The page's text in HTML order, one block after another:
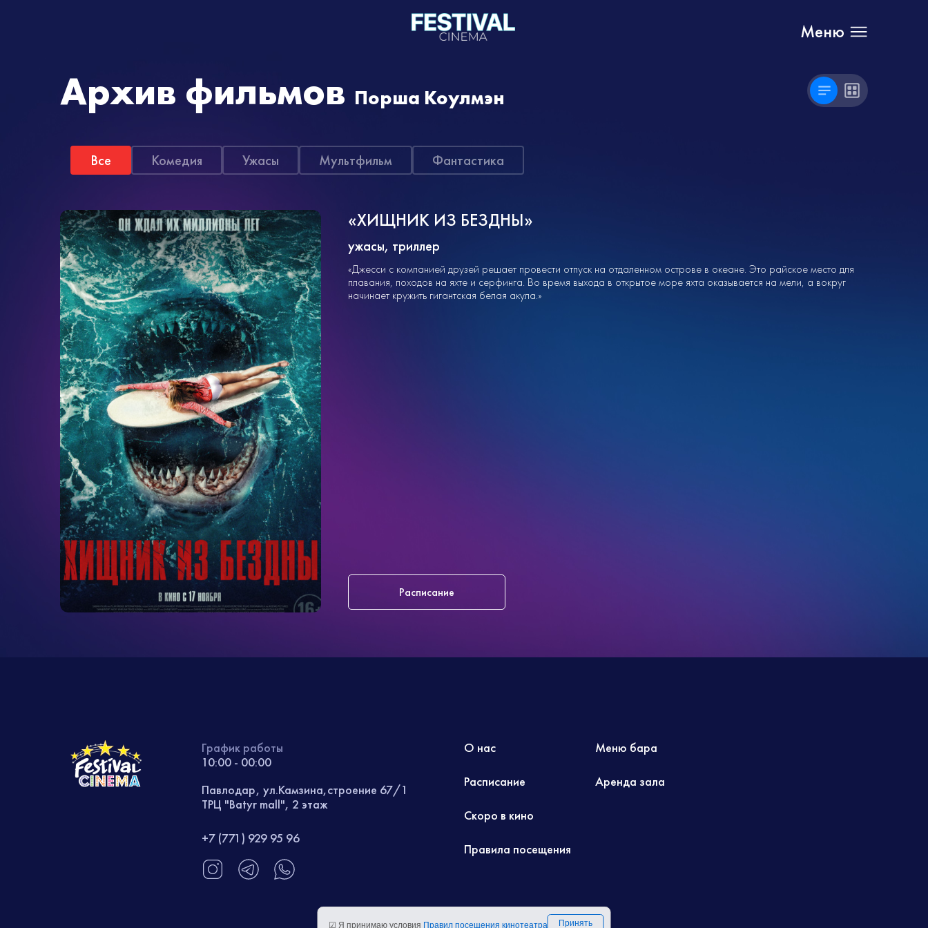
Меню
Архив фильмов Порша Коулмэн
Все Комедия Ужасы Мультфильм Фантастика
ужасы
1ч. 26мин.
16+
«ХИЩНИК ИЗ БЕЗДНЫ»
ужасы, триллер
«Джесси с компанией друзей решает провести отпуск на отдаленном острове в океане. Это райское место для
плавания, походов на яхте и серфинга. Во время выхода в открытое море яхта оказывается на мели, а вокруг
начинает кружить гигантская белая акула.»
Расписание
График работы
10:00 - 00:00
Павлодар, ул.Камзина,строение 67/1
ТРЦ "Batyr mall", 2 этаж
+7 (771) 929 95 96
О нас
Расписание
Скоро в кино
Правила посещения
Меню бара
Аренда зала
☑ Я принимаю условия Правил посещения кинотеатра Принять